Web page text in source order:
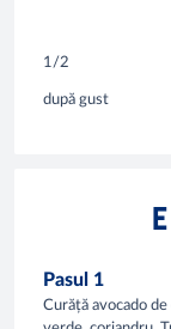
1/2
după gust
Pasul 1
Curăță avocado